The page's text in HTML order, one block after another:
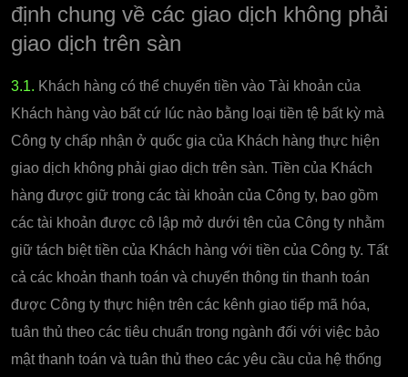
định chung về các giao dịch không phải
giao dịch trên sàn
3.1. Khách hàng có thể chuyển tiền vào Tài khoản của
Khách hàng vào bất cứ lúc nào bằng loại tiền tệ bất kỳ mà
Công ty chấp nhận ở quốc gia của Khách hàng thực hiện
giao dịch không phải giao dịch trên sàn. Tiền của Khách
hàng được giữ trong các tài khoản của Công ty, bao gồm
các tài khoản được cô lập mở dưới tên của Công ty nhằm
giữ tách biệt tiền của Khách hàng với tiền của Công ty. Tất
cả các khoản thanh toán và chuyển thông tin thanh toán
được Công ty thực hiện trên các kênh giao tiếp mã hóa,
tuân thủ theo các tiêu chuẩn trong ngành đối với việc bảo
mật thanh toán và tuân thủ theo các yêu cầu của hệ thống